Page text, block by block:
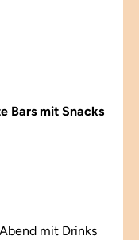
Bars mit Snacks
mit Drinks